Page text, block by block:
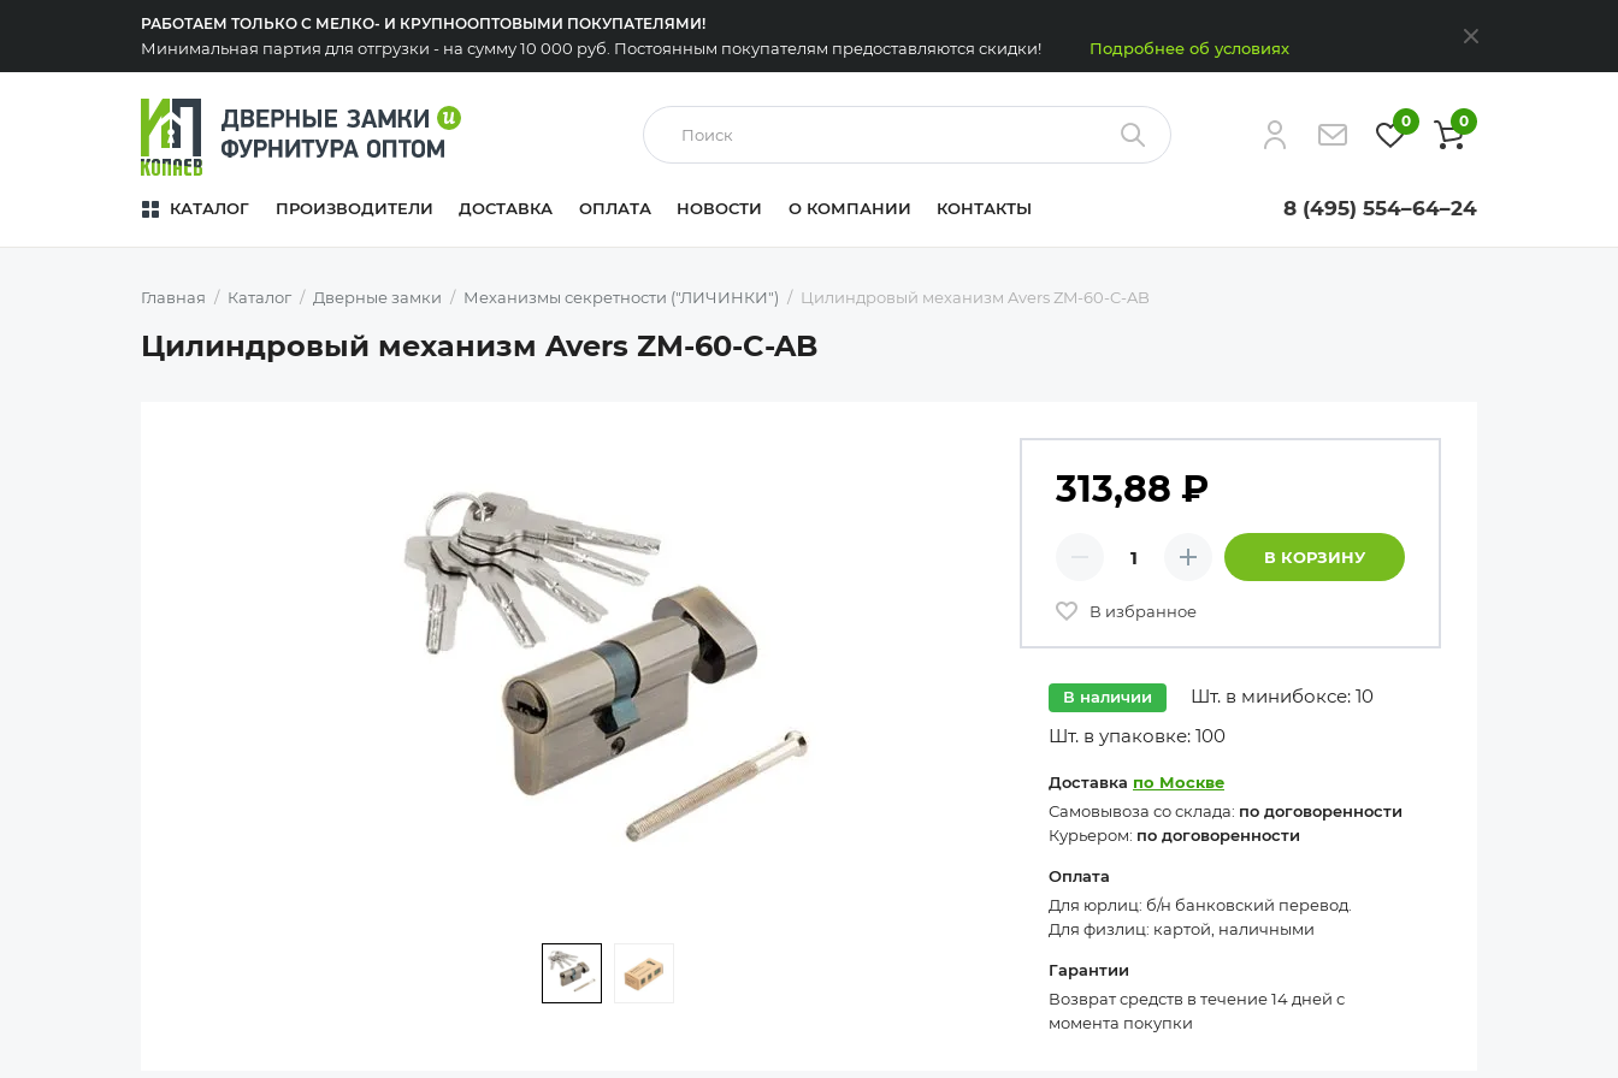
РАБОТАЕМ ТОЛЬКО С МЕЛКО- И КРУПНООПТОВЫМИ ПОКУПАТЕЛЯМИ!
Минимальная партия для отгрузки - на сумму 10 000 руб. Постоянным покупателям предоставляются скидки! Подробнее об условиях Закрыть
Найти
0 0
КАТАЛОГ ПРОИЗВОДИТЕЛИ ДОСТАВКА ОПЛАТА НОВОСТИ О КОМПАНИИ КОНТАКТЫ 8 (495) 554–64–24
Главная Каталог Дверные замки Механизмы секретности ("ЛИЧИНКИ") Цилиндровый механизм Avers ZM-60-C-AB
Цилиндровый механизм Avers ZM-60-C-AB
313,88 ₽
Количество товаров
Минус Плюс В КОРЗИНУ
В избранное
В наличии
Шт. в минибоксе: 10
Шт. в упаковке: 100
Доставка по Москве
Самовывоза со склада: по договоренности
Курьером: по договоренности
Оплата
Для юрлиц: б/н банковский перевод.
Для физлиц: картой, наличными
Гарантии
Возврат средств в течение 14 дней с
момента покупки